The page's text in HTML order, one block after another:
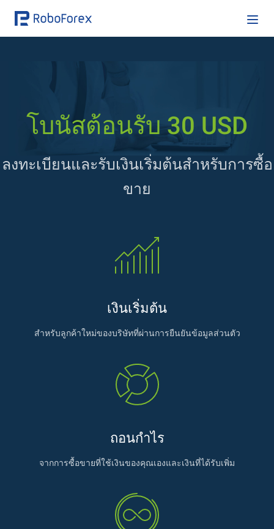
โบนัสต้อนรับ 30 USD
ลงทะเบียนและรับเงินเริ่มต้นสำหรับการซื้อ
ขาย
เงินเริ่มต้น
สำหรับลูกค้าใหม่ของบริษัทที่ผ่านการยืนยันข้อมูลส่วนตัว
ถอนกำไร
จากการซื้อขายที่ใช้เงินของคุณเองและเงินที่ได้รับเพิ่ม